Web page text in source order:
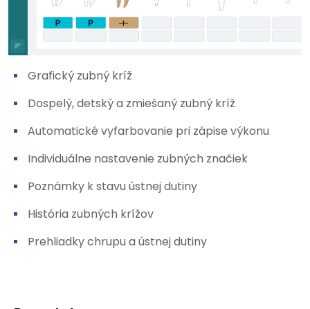
Grafický zubný kríž
Dospelý, detský a zmiešaný zubný kríž
Automatické vyfarbovanie pri zápise výkonu
Individuálne nastavenie zubných značiek
Poznámky k stavu ústnej dutiny
História zubných krížov
Prehliadky chrupu a ústnej dutiny